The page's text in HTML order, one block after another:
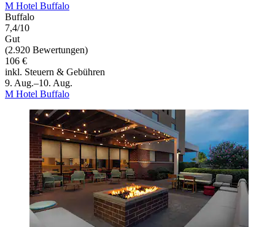
M Hotel Buffalo
Buffalo
7,4/10
Gut
(2.920 Bewertungen)
106 €
inkl. Steuern & Gebühren
9. Aug.–10. Aug.
M Hotel Buffalo